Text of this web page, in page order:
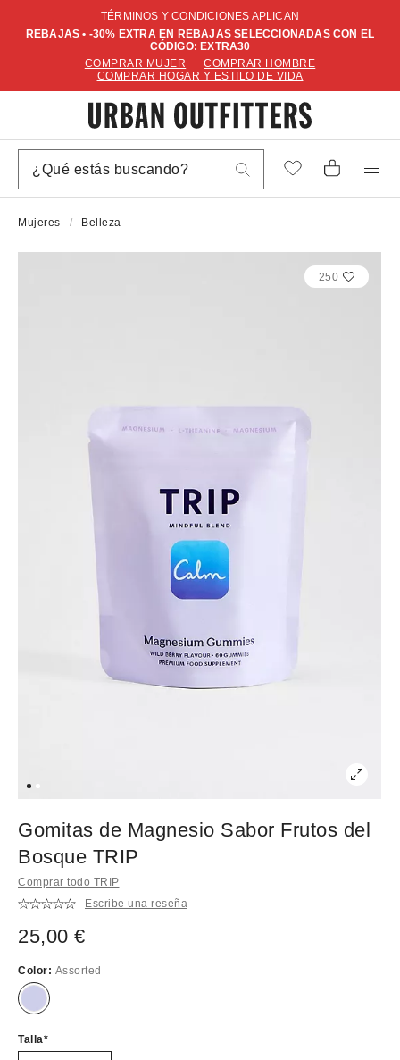
TÉRMINOS Y CONDICIONES APLICAN
REBAJAS • -30% EXTRA EN REBAJAS SELECCIONADAS CON EL
CÓDIGO: EXTRA30
COMPRAR MUJER
COMPRAR HOMBRE
COMPRAR HOGAR Y ESTILO DE VIDA
Mujeres Belleza
250
Gomitas de Magnesio Sabor Frutos del
Bosque TRIP
Comprar todo TRIP
Escribe una reseña
25,00 €
Color: Assorted
Talla